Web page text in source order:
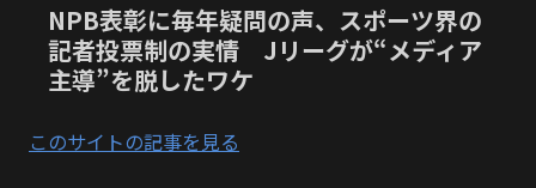
NPB表彰に毎年疑問の声、スポーツ界の
記者投票制の実情 Jリーグが“メディア
主導”を脱したワケ
このサイトの記事を見る